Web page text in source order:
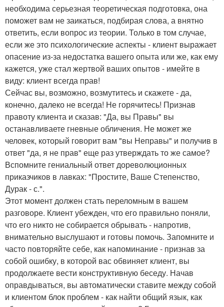
необходима серьезная теоретическая подготовка, она
поможет вам не заикаться, подбирая слова, а внятно
ответить, если вопрос из теории. Только в том случае,
если же это психологические аспекты - клиент выражает
опасение из-за недостатка вашего опыта или же, как ему
кажется, уже стал жертвой ваших опытов - имейте в
виду: клиент всегда прав!
Сейчас вы, возможно, возмутитесь и скажете - да,
конечно, далеко не всегда! Не горячитесь! Признав
правоту клиента и сказав: "Да, вы Правы" вы
останавливаете гневные обличения. Не может же
человек, который говорит вам "вы Неправы" и получив в
ответ "да, я не прав" еще раз утверждать то же самое?
Вспомните гениальный ответ дореволюционных
приказчиков в лавках: "Простите, Ваше Степенство,
Дурак - с.".
Этот момент должен стать переломным в вашем
разговоре. Клиент убежден, что его правильно поняли,
что его никто не собирается обрывать - напротив,
внимательно выслушают и готовы помочь. Запомните и
часто повторяйте себе, как напоминание - признав за
собой ошибку, в которой вас обвиняет клиент, вы
продолжаете вести конструктивную беседу. Начав
оправдываться, вы автоматически ставите между собой
и клиентом блок проблем - как найти общий язык, как